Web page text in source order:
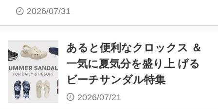
2026/07/31
あると便利なクロックス ＆
一気に夏気分を盛り上 げる
ビーチサンダル特集
2026/07/21